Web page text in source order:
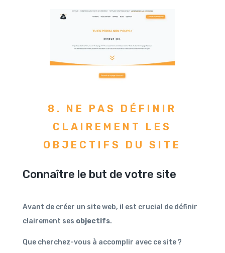
8. NE PAS DÉFINIR
CLAIREMENT LES
OBJECTIFS DU SITE
Connaître le but de votre site
Avant de créer un site web, il est crucial de définir
clairement ses objectifs.
Que cherchez-vous à accomplir avec ce site ?